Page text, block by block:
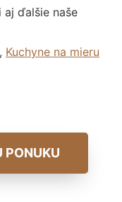
aj ďalšie naše
, Kuchyne na mieru
PONUKU